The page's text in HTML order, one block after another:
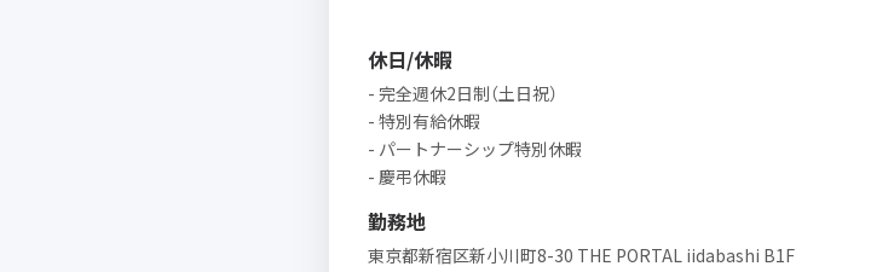
休日/休暇
- 完全週休2日制（土日祝）
- 特別有給休暇
- パートナーシップ特別休暇
- 慶弔休暇
勤務地
東京都新宿区新小川町8-30 THE PORTAL iidabashi B1F